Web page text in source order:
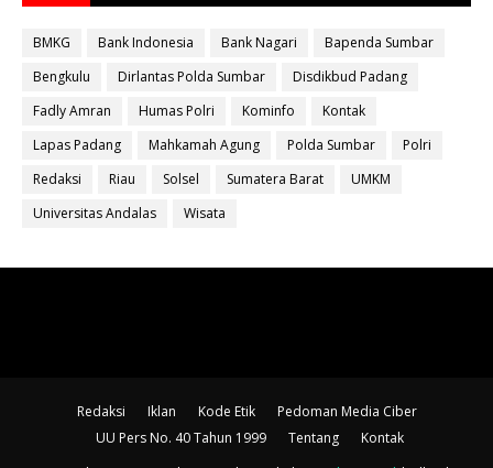
BMKG Bank Indonesia Bank Nagari
Bapenda Sumbar
Bengkulu
Dirlantas Polda Sumbar
Disdikbud Padang
Fadly Amran
Humas Polri Kominfo
Kontak
Lapas Padang
Mahkamah Agung Polda Sumbar
Polri
Redaksi
Riau Solsel Sumatera Barat
UMKM
Universitas Andalas
Wisata
Redaksi Iklan Kode Etik
Pedoman Media Ciber
UU Pers No. 40 Tahun 1999
Tentang
Kontak